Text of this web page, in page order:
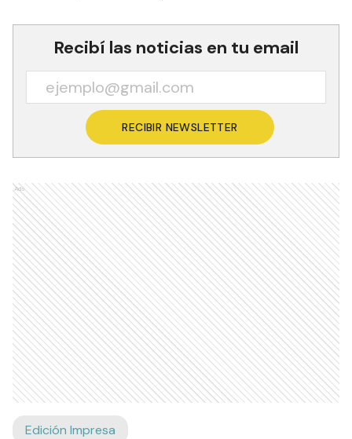
Recibí las noticias en tu email
RECIBIR NEWSLETTER
Ads
Edición Impresa